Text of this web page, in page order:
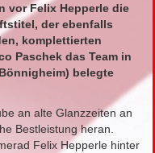
vor Felix Hepperle die
der ebenfalls
komplettierten
Paschek das Team in
belegte
an alte Glanzzeiten an
Bestleistung heran.
Felix Hepperle hinter